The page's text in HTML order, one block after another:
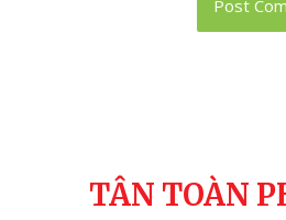
TÂN TOÀN